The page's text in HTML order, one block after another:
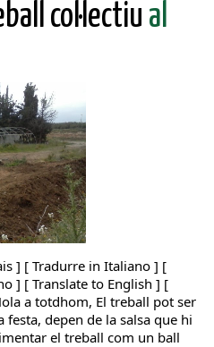
col·lectiu al
] [ Tradurre in Italiano ] [
] [ Translate to English ] [
a totdhom, El treball pot ser
festa, depen de la salsa que hi
el treball com un ball